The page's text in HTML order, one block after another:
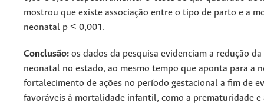
mostrou que existe associação entre o tipo de parto e a
neonatal p < 0,001.
Conclusão: os dados da pesquisa evidenciam a redução
neonatal no estado, ao mesmo tempo que aponta para a
fortalecimento de ações no período gestacional a fim de
favoráveis à mortalidade infantil, como a prematuridade e